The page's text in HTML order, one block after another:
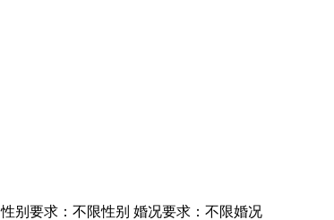
性别要求：不限性别 婚况要求：不限婚况